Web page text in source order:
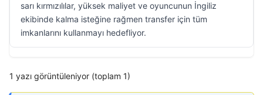
sarı kırmızılılar, yüksek maliyet ve oyuncunun İngiliz
ekibinde kalma isteğine rağmen transfer için tüm
imkanlarını kullanmayı hedefliyor.
1 yazı görüntüleniyor (toplam 1)